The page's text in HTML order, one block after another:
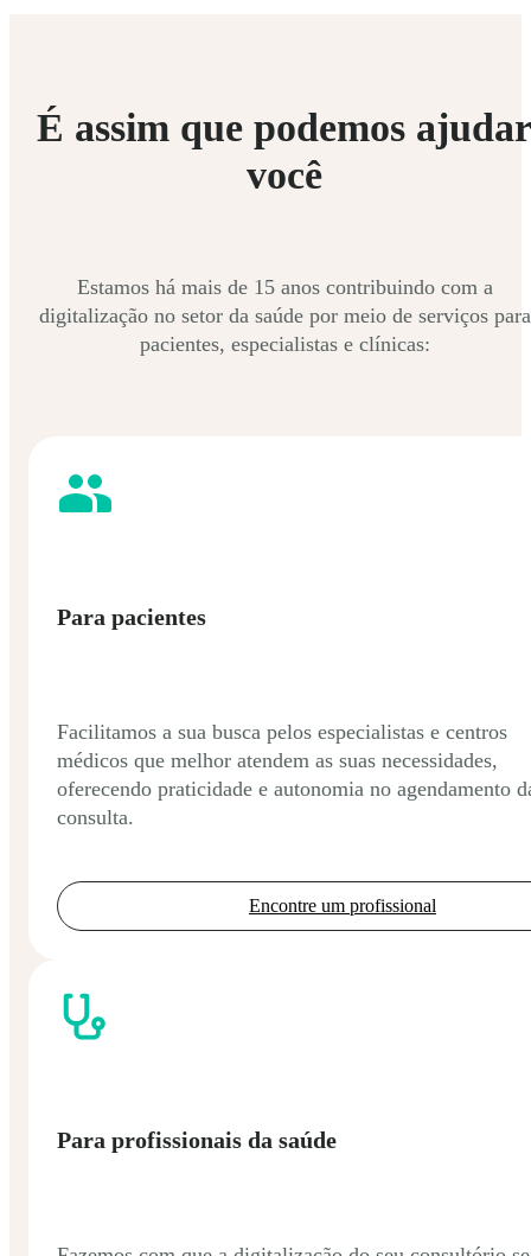
É assim que podemos ajudar
você
Estamos há mais de 15 anos contribuindo com a
digitalização no setor da saúde por meio de serviços para
pacientes, especialistas e clínicas:
Para pacientes
Facilitamos a sua busca pelos especialistas e centros
médicos que melhor atendem as suas necessidades,
oferecendo praticidade e autonomia no agendamento
consulta.
Encontre um profissional
Para profissionais da saúde